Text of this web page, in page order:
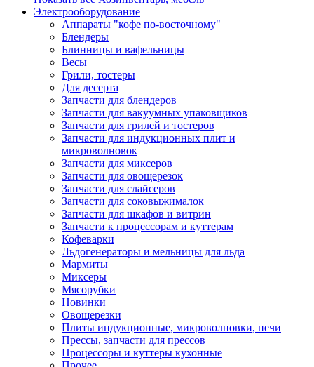
Электрооборудование
Аппараты "кофе по-восточному"
Блендеры
Блинницы и вафельницы
Весы
Грили, тостеры
Для десерта
Запчасти для блендеров
Запчасти для вакуумных упаковщиков
Запчасти для грилей и тостеров
Запчасти для индукционных плит и
микроволновок
Запчасти для миксеров
Запчасти для овощерезок
Запчасти для слайсеров
Запчасти для соковыжималок
Запчасти для шкафов и витрин
Запчасти к процессорам и куттерам
Кофеварки
Льдогенераторы и мельницы для льда
Мармиты
Миксеры
Мясорубки
Новинки
Овощерезки
Плиты индукционные, микроволновки, печи
Прессы, запчасти для прессов
Процессоры и куттеры кухонные